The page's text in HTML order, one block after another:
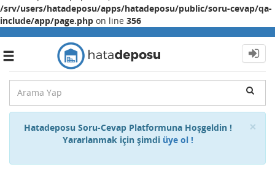
/srv/users/hatadeposu/apps/hatadeposu/public/soru-cevap/qa-
include/app/page.php on line 356
Toggle
×
Hatadeposu Soru-Cevap Platformuna Hoşgeldin !
Yararlanmak için şimdi üye ol !